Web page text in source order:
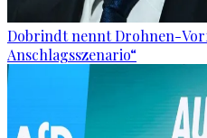
Dobrindt nennt Drohnen-
Anschlagsszenario“